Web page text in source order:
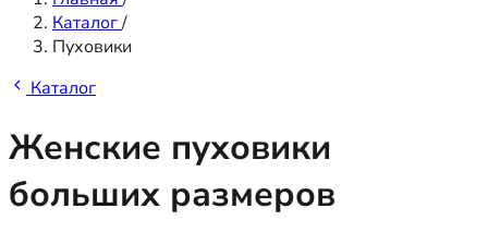
Каталог/
Пуховики
Каталог
Женские пуховики
больших размеров